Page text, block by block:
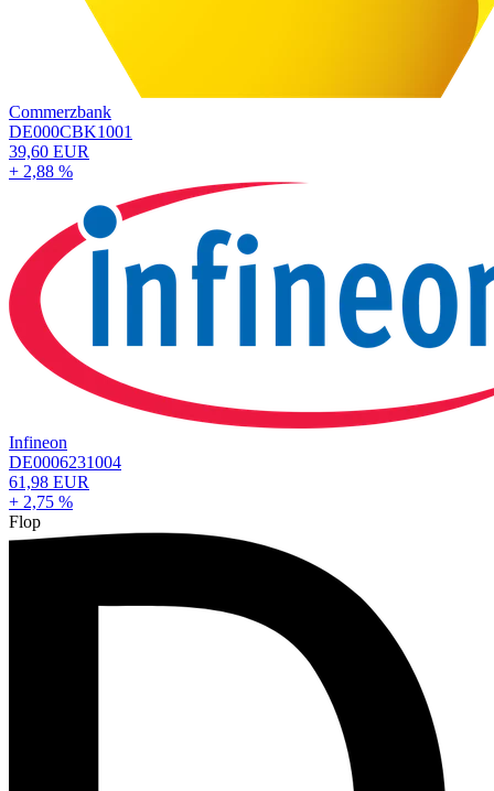
Commerzbank
DE000CBK1001
39,60 EUR
+ 2,88 %
Infineon
DE0006231004
61,98 EUR
+ 2,75 %
Flop